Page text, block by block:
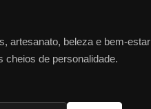
artesanato, beleza e bem-estar
cheios de personalidade.